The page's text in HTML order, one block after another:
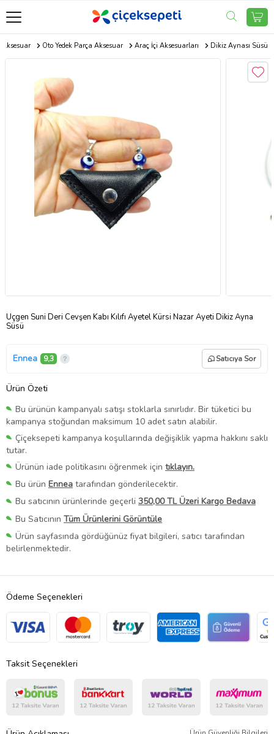
Aksesuar Oto Yedek Parça Aksesuar Araç İçi Aksesuarları Dikiz Aynası Süsü
Üçgen Suni Deri Cevşen Kabı Kılıfı Ayetel Kürsi Nazar Ayeti Dikiz Ayna
Süsü
Ennea 9,3 Satıcıya Sor
Ürün Özeti
Bu ürünün kampanyalı satışı stoklarla sınırlıdır. Bir tüketici bu
kampanya stoğundan maksimum 10 adet satın alabilir.
Çiçeksepeti kampanya koşullarında değişiklik yapma hakkını saklı
tutar.
Ürünün iade politikasını öğrenmek için tıklayın.
Bu ürün Ennea tarafından gönderilecektir.
Bu satıcının ürünlerinde geçerli 350,00 TL Üzeri Kargo Bedava
Bu Satıcının Tüm Ürünlerini Görüntüle
Ürün sayfasında gördüğünüz fiyat bilgileri, satıcı tarafından
belirlenmektedir.
Ödeme Seçenekleri
Taksit Seçenekleri